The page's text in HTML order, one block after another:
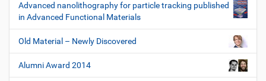
Advanced nanolithography for particle tracking published
in Advanced Functional Materials
Old Material – Newly Discovered
Alumni Award 2014